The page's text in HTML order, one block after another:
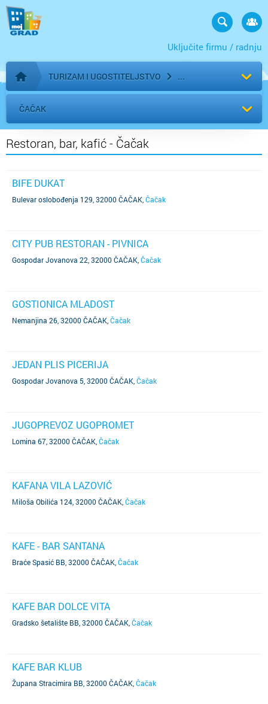
Uključite firmu / radnju
Početna stranica
TURIZAM I UGOSTITELJSTVO
ČAČAK
Restoran, bar, kafić - Čačak
BIFE DUKAT
Bulevar oslobođenja 129, 32000 ČAČAK Čačak
CITY PUB RESTORAN - PIVNICA
Gospodar Jovanova 22, 32000 ČAČAK Čačak
GOSTIONICA MLADOST
Nemanjina 26, 32000 ČAČAK Čačak
JEDAN PLIS PICERIJA
Gospodar Jovanova 5, 32000 ČAČAK Čačak
JUGOPREVOZ UGOPROMET
Lomina 67, 32000 ČAČAK Čačak
KAFANA VILA LAZOVIĆ
Miloša Obilića 124, 32000 ČAČAK Čačak
KAFE - BAR SANTANA
Braće Spasić BB, 32000 ČAČAK Čačak
KAFE BAR DOLCE VITA
Gradsko šetalište BB, 32000 ČAČAK Čačak
KAFE BAR KLUB
Župana Stracimira BB, 32000 ČAČAK Čačak